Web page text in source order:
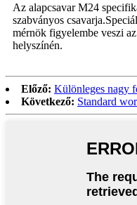
Az alapcsavar M24
szabványos
mérnök figyelembe veszi
helyszínén.
Előző: Különleges nagy
Következő: Standard